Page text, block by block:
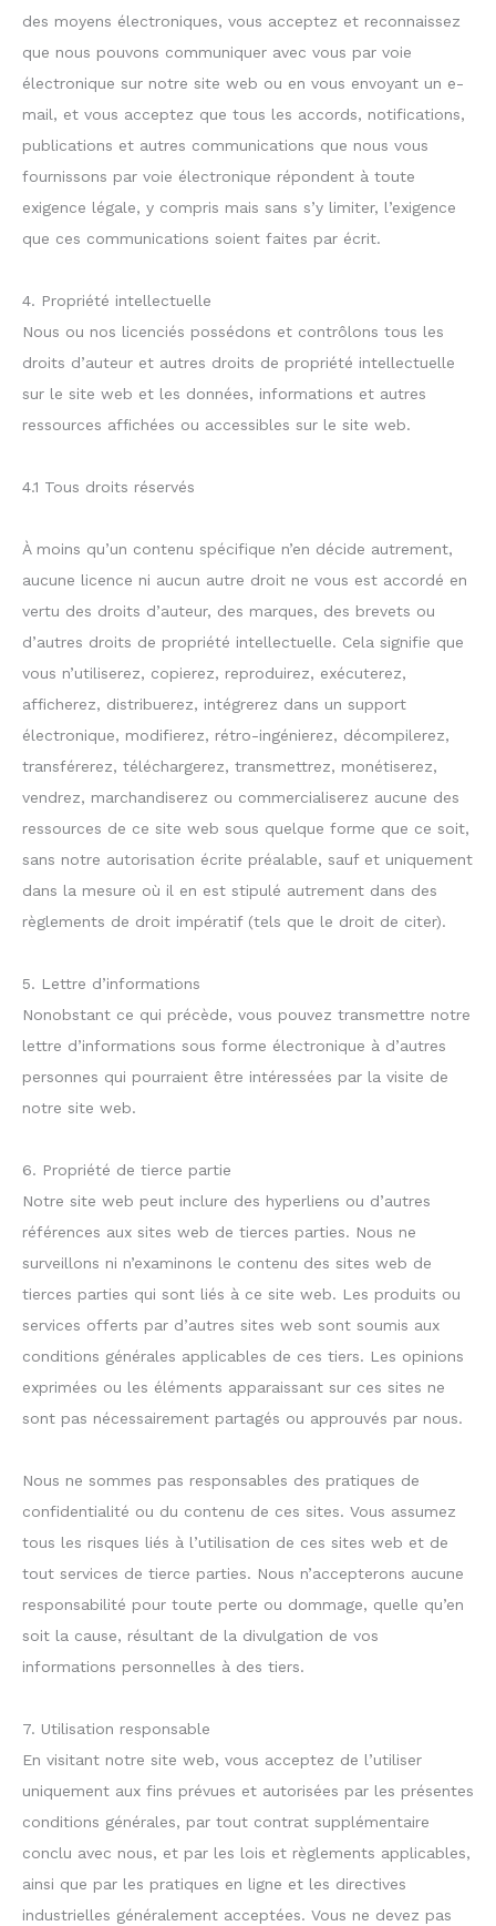
des moyens électroniques, vous acceptez et reconnaissez
que nous pouvons communiquer avec vous par voie
électronique sur notre site web ou en vous envoyant un e-
mail, et vous acceptez que tous les accords, notifications,
publications et autres communications que nous vous
fournissons par voie électronique répondent à toute
exigence légale, y compris mais sans s’y limiter, l’exigence
que ces communications soient faites par écrit.
4. Propriété intellectuelle
Nous ou nos licenciés possédons et contrôlons tous les
droits d’auteur et autres droits de propriété intellectuelle
sur le site web et les données, informations et autres
ressources affichées ou accessibles sur le site web.
4.1 Tous droits réservés
À moins qu’un contenu spécifique n’en décide autrement,
aucune licence ni aucun autre droit ne vous est accordé en
vertu des droits d’auteur, des marques, des brevets ou
d’autres droits de propriété intellectuelle. Cela signifie que
vous n’utiliserez, copierez, reproduirez, exécuterez,
afficherez, distribuerez, intégrerez dans un support
électronique, modifierez, rétro-ingénierez, décompilerez,
transférerez, téléchargerez, transmettrez, monétiserez,
vendrez, marchandiserez ou commercialiserez aucune des
ressources de ce site web sous quelque forme que ce soit,
sans notre autorisation écrite préalable, sauf et uniquement
dans la mesure où il en est stipulé autrement dans des
règlements de droit impératif (tels que le droit de citer).
5. Lettre d’informations
Nonobstant ce qui précède, vous pouvez transmettre notre
lettre d’informations sous forme électronique à d’autres
personnes qui pourraient être intéressées par la visite de
notre site web.
6. Propriété de tierce partie
Notre site web peut inclure des hyperliens ou d’autres
références aux sites web de tierces parties. Nous ne
surveillons ni n’examinons le contenu des sites web de
tierces parties qui sont liés à ce site web. Les produits ou
services offerts par d’autres sites web sont soumis aux
conditions générales applicables de ces tiers. Les opinions
exprimées ou les éléments apparaissant sur ces sites ne
sont pas nécessairement partagés ou approuvés par nous.
Nous ne sommes pas responsables des pratiques de
confidentialité ou du contenu de ces sites. Vous assumez
tous les risques liés à l’utilisation de ces sites web et de
tout services de tierce parties. Nous n’accepterons aucune
responsabilité pour toute perte ou dommage, quelle qu’en
soit la cause, résultant de la divulgation de vos
informations personnelles à des tiers.
7. Utilisation responsable
En visitant notre site web, vous acceptez de l’utiliser
uniquement aux fins prévues et autorisées par les présentes
conditions générales, par tout contrat supplémentaire
conclu avec nous, et par les lois et règlements applicables,
ainsi que par les pratiques en ligne et les directives
industrielles généralement acceptées. Vous ne devez pas